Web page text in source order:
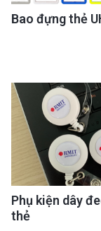
Bao đựng thẻ
Phụ kiện dây
thẻ